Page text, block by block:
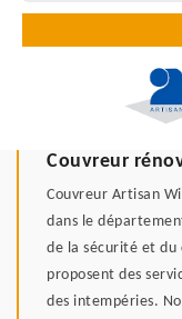
Couvreur
Couvreur Artisan
dans le
de la sécurité et du
proposent des
des intempéries.